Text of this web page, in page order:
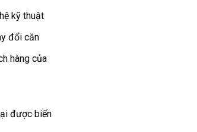
kỹ thuật
đổi căn
hàng của
được biến